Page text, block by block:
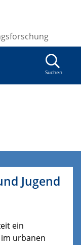
Suchen
Jugend
ein
urbanen